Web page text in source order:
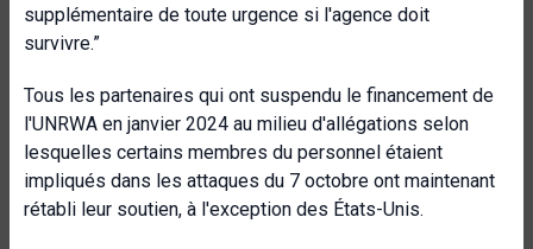
supplémentaire de toute urgence si l'agence doit
survivre.”
Tous les partenaires qui ont suspendu le financement de
l'UNRWA en janvier 2024 au milieu d'allégations selon
lesquelles certains membres du personnel étaient
impliqués dans les attaques du 7 octobre ont maintenant
rétabli leur soutien, à l'exception des États-Unis.